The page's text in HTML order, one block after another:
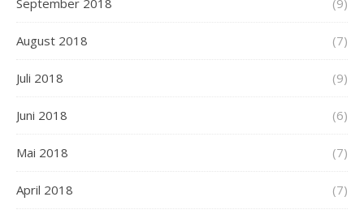
September 2018 (9)
August 2018 (7)
Juli 2018 (9)
Juni 2018 (6)
Mai 2018 (7)
April 2018 (7)